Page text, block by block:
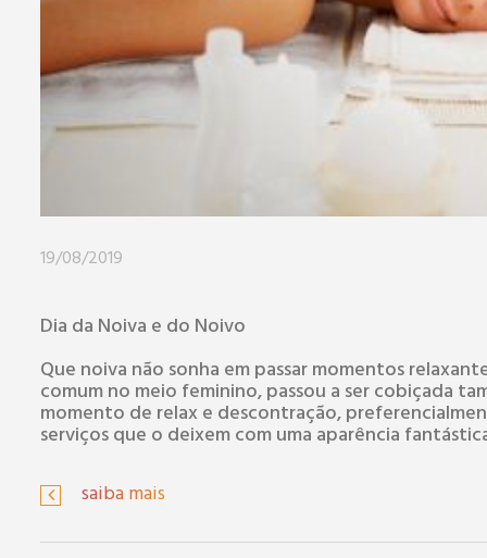
19/08/2019
Dia da Noiva e do Noivo
Que noiva não sonha em passar momentos
comum no meio feminino, passou a ser cobiçada
momento de relax e descontração,
serviços que o deixem com uma aparência
saiba mais